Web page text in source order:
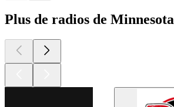
Plus de radios de Minnesota